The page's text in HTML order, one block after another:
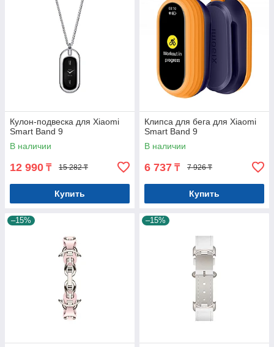
Кулон-подвеска для Xiaomi
Smart Band 9
В наличии
12 990 ₸ 15 282 ₸
Купить
Клипса для бега для Xiaomi
Smart Band 9
В наличии
6 737 ₸ 7 926 ₸
Купить
–15% –15%